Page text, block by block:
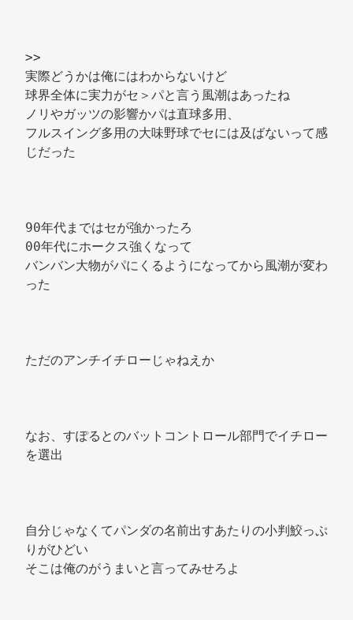
>>
実際どうかは俺にはわからないけど
球界全体に実力がセ＞パと言う風潮はあったね
ノリやガッツの影響かパは直球多用、
フルスイング多用の大味野球でセには及ばないって感
じだった
90年代まではセが強かったろ
00年代にホークス強くなって
バンバン大物がパにくるようになってから風潮が変わ
った
ただのアンチイチローじゃねえか
なお、すぽるとのバットコントロール部門でイチロー
を選出
自分じゃなくてパンダの名前出すあたりの小判鮫っぷ
りがひどい
そこは俺のがうまいと言ってみせろよ